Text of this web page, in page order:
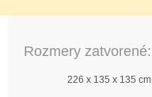
Rozmery zatvorené:
226 x 135 x 135 cm